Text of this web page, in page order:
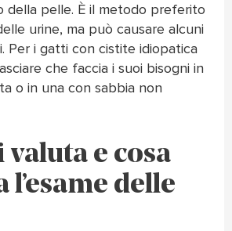
della pelle. È il metodo preferito
urine, ma può causare alcuni
Per i gatti con cistite idiopatica
che faccia i suoi bisogni in
o in una con sabbia non
valuta e cosa
l’esame delle